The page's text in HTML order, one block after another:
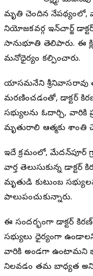
మృతి చెందిన నేపథ్యంలో,
నియోజకవర్గ ఇన్‌చార్జ్
సానుభూతి తెలిపారు. ఈ
మనోధైర్యం కల్పించారు.
యాసమనేని శ్రీనివాసరావు
మరణించడంతో, డాక్టర్
సభ్యులను ఓదార్చి,
మృతురాలి ఆత్మకు శాంతి
ఇదే క్రమంలో, మేదన్‌పూర్
వార్త తెలుసుకున్న
మృతుడి కుటుంబ
పాలుపంచుకున్నారు.
ఈ సందర్భంగా డాక్టర్
సభ్యులు ధైర్యంగా
వారికి అండగా ఉంటామని
నిలవడం తమ బాధ్యత